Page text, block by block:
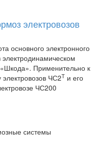
электровозов
основного электронного
Применительно к
ЧС2Т и его
ЧС200
системы